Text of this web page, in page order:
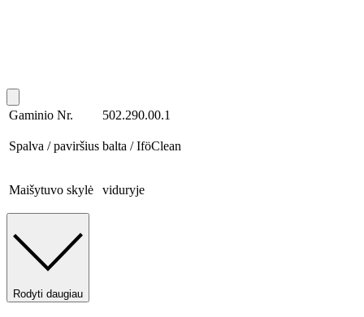
Gaminio Nr. 502.290.00.1
Spalva / paviršius balta / IföClean
Maišytuvo skylė viduryje
Rodyti daugiau